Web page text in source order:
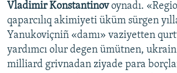
Vladimir Konstantinovoynadı.
qaparcılıq akimiyeti üküm sürgen
Yanukoviçniñ «damı» vaziyetten
yardımcı olur degen ümütnen,
milliard grivnadan ziyade para